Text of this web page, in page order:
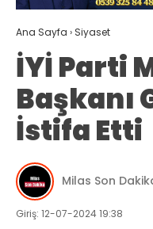
MILAS
MUĞLA’DAN
ASAYIŞ
GÜNDEM
EKONOMI
SPOR
VEFAT
Ana Sayfa › Siyaset
İYİ Parti
Başkanı
İstifa Etti
Milas Son
Giriş: 12-07-2024 19:38